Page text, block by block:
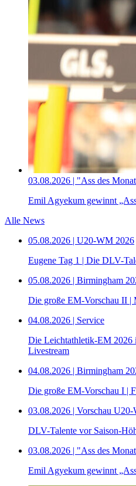
03.08.2026 | "Ass des
Emil Agyekum gewinnt
Alle News
05.08.2026 | U20-WM 2026
Eugene Tag 1 | Die DLV-
05.08.2026 | Birmingham
Die große EM-Vorschau II |
04.08.2026 | Service
Die Leichtathletik-EM
Livestream
04.08.2026 | Birmingham
Die große EM-Vorschau I |
03.08.2026 | Vorschau
DLV-Talente vor Saison-
03.08.2026 | "Ass des
Emil Agyekum gewinnt